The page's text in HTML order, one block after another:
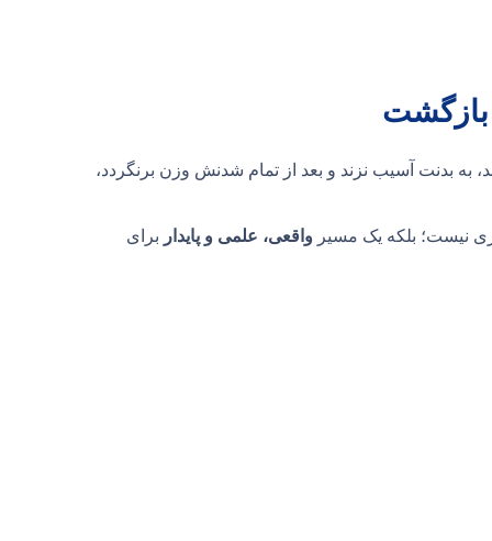
به بدنت آسیب نزند و بعد از تمام شدنش وزن برنگردد،
نیست؛ بلکه یک مسیر واقعی، علمی و پایدار برای